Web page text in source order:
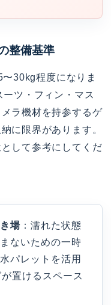
整備基準
30kg程度になりま
ツ・フィン・マス
ラ機材を持参するゲ
に限界があります。
して参考にしてくだ
場 ：濡れた状態
ないための一時
パレットを活用
置けるスペース